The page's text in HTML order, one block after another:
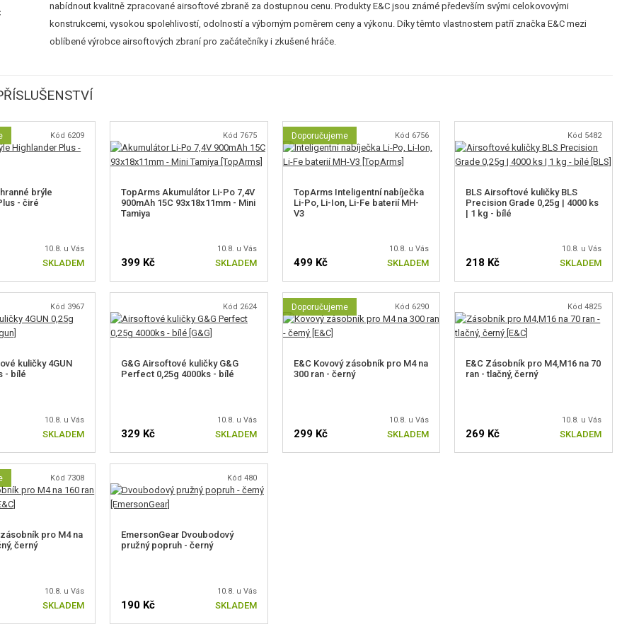
nabídnout kvalitně zpracované airsoftové zbraně za dostupnou cenu. Produkty E&C jsou známé především svými celokovovými
konstrukcemi, vysokou spolehlivostí, odolností a výborným poměrem ceny a výkonu. Díky těmto vlastnostem patří značka E&C mezi
oblíbené výrobce airsoftových zbraní pro začátečníky i zkušené hráče.
Kód 6209
brýle
- čiré
10.8. u Vás
SKLADEM
Kód 7675
TopArms Akumulátor Li-Po 7,4V
900mAh 15C 93x18x11mm - Mini
Tamiya
10.8. u Vás
399 Kč SKLADEM
Doporučujeme Kód 6756
TopArms Inteligentní nabíječka
Li-Po, Li-Ion, Li-Fe baterií MH-
V3
10.8. u Vás
499 Kč SKLADEM
Kód 5482
BLS Airsoftové kuličky BLS
Precision Grade 0,25g | 4000 ks
| 1 kg - bílé
10.8. u Vás
218 Kč SKLADEM
Kód 3967
kuličky 4GUN
- bílé
10.8. u Vás
SKLADEM
Kód 2624
G&G Airsoftové kuličky G&G
Perfect 0,25g 4000ks - bílé
10.8. u Vás
329 Kč SKLADEM
Doporučujeme Kód 6290
E&C Kovový zásobník pro M4 na
300 ran - černý
10.8. u Vás
299 Kč SKLADEM
Kód 4825
E&C Zásobník pro M4,M16 na 70
ran - tlačný, černý
10.8. u Vás
269 Kč SKLADEM
Kód 7308
pro M4 na
černý
10.8. u Vás
SKLADEM
Kód 480
EmersonGear Dvoubodový
pružný popruh - černý
10.8. u Vás
190 Kč SKLADEM